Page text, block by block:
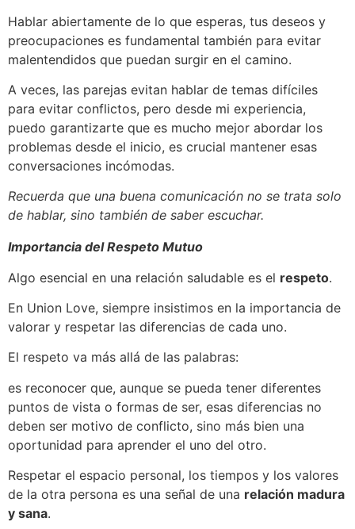
Hablar abiertamente de lo que esperas, tus deseos y
preocupaciones es fundamental también para evitar
malentendidos que puedan surgir en el camino.
A veces, las parejas evitan hablar de temas difíciles
para evitar conflictos, pero desde mi experiencia,
puedo garantizarte que es mucho mejor abordar los
problemas desde el inicio, es crucial mantener esas
conversaciones incómodas.
Recuerda que una buena comunicación no se trata solo
de hablar, sino también de saber escuchar.
Importancia del Respeto Mutuo
Algo esencial en una relación saludable es el respeto.
En Union Love, siempre insistimos en la importancia de
valorar y respetar las diferencias de cada uno.
El respeto va más allá de las palabras:
es reconocer que, aunque se pueda tener diferentes
puntos de vista o formas de ser, esas diferencias no
deben ser motivo de conflicto, sino más bien una
oportunidad para aprender el uno del otro.
Respetar el espacio personal, los tiempos y los valores
de la otra persona es una señal de una relación madura
y sana.